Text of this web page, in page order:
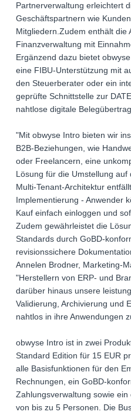
Partnerverwaltung erleichtert
Geschäftspartnern wie
Mitgliedern.Zudem enthält die
Finanzverwaltung mit
Ergänzend dazu bietet
eine FIBU-Unterstützung mit
den Steuerberater oder ein
geprüfte Schnittstelle zur
nahtlose digitale
"Mit obwyse Intro bieten wir
B2B-Beziehungen, wie
oder Freelancern, eine
Lösung für die Umstellung
Multi-Tenant-Architektur
Implementierung - Anwender
Kauf einfach einloggen und
Zudem gewährleistet die
Standards durch GoBD-
revisionssichere
Annelen Brodner, Marketing-
"Herstellern von ERP- und
darüber hinaus unsere
Validierung, Archivierung und
nahtlos in ihre Anwendungen
obwyse Intro ist in zwei
Standard Edition für 15 EUR
alle Basisfunktionen für den
Rechnungen, ein GoBD-
Zahlungsverwaltung sowie
von bis zu 5 Personen. Die